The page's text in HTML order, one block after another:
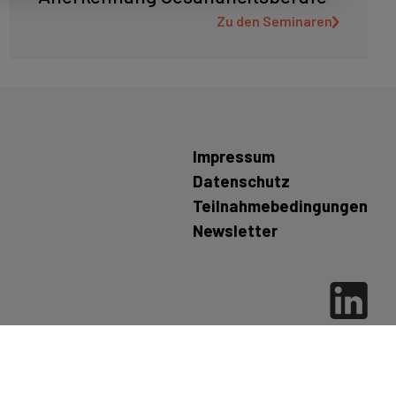
Zu den Seminaren
Impressum
Datenschutz
Teilnahmebedingungen
Newsletter